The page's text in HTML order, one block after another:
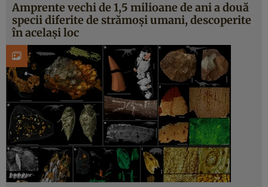
Amprente vechi de 1,5 milioane de ani a două
specii diferite de strămoși umani, descoperite
în același loc